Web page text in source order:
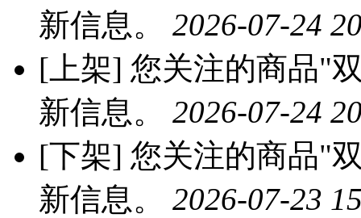
新信息。 2026-07-24
[上架] 您关注的商品"
新信息。 2026-07-24
[下架] 您关注的商品"
新信息。 2026-07-23